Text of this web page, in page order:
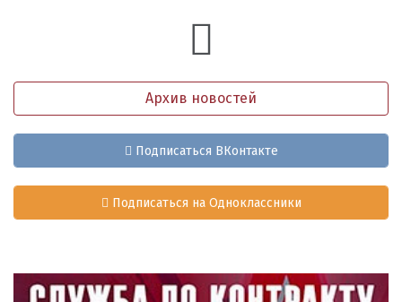
Архив новостей
Подписаться ВКонтакте
Подписаться на Одноклассники